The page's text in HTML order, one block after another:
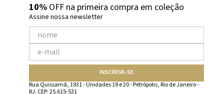
10%OFF na primeira compra em coleção
Assine nossa newsletter
INSCREVA-SE
Rua Quissamã, 1931 - Unidades 19 e 20 - Petrópolis, Rio de Janeiro -
RJ. CEP: 25.615-531